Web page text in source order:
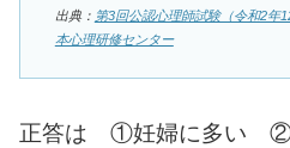
出典： 第3回公認心理師試験（令和2年
本心理研修センター
正答は ①妊婦に多い ②